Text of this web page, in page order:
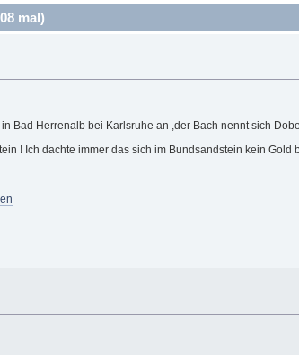
mal)
Bad Herrenalb bei Karlsruhe an ,der Bach nennt sich
! Ich dachte immer das sich im Bundsandstein kein Gold